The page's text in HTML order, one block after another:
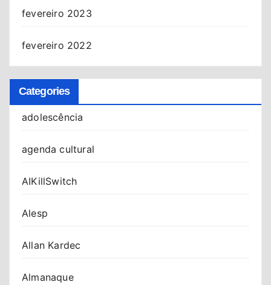
fevereiro 2023
fevereiro 2022
Categories
adolescência
agenda cultural
AIKillSwitch
Alesp
Allan Kardec
Almanaque